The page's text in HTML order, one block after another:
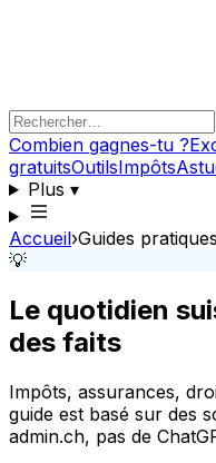
Combien gagnes-tu ?
gratuitsOutilsImpôts
Plus ▾
Accueil›Guides pratiques
💡
Le quotidien
des faits
Impôts, assurances,
guide est basé sur des
admin.ch, pas de